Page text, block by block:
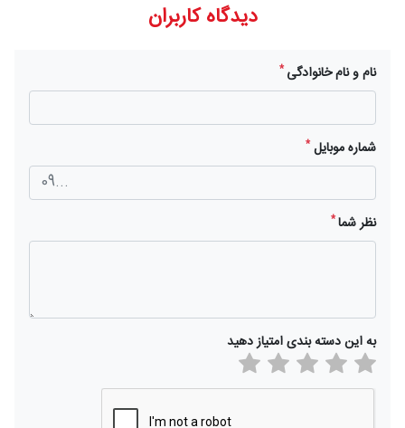
دیدگاه کاربران
نام و نام خانوادگی*
شماره موبایل *
نظر شما*
به این دسته بندی امتیاز دهید